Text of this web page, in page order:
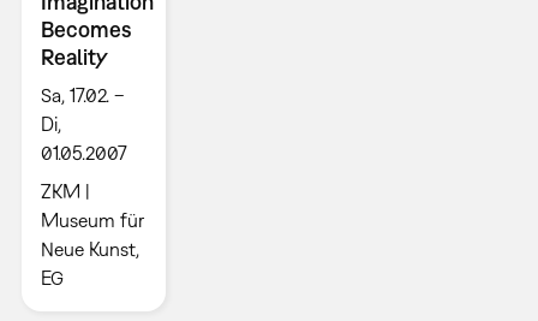
Becomes
Reality
Sa, 17.02. –
Di,
01.05.2007
ZKM |
Museum für
Neue Kunst,
EG